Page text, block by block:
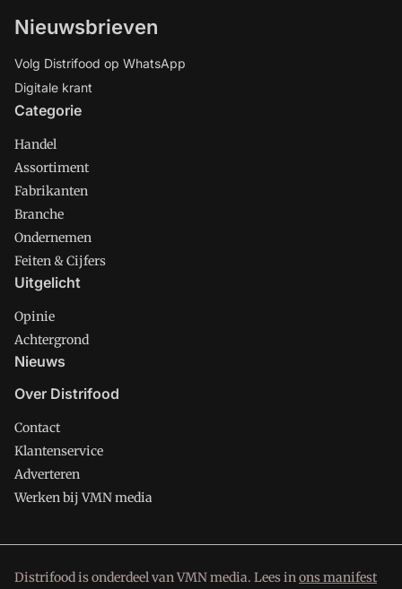
Nieuwsbrieven
Volg Distrifood op WhatsApp
Digitale krant
Categorie
Handel
Assortiment
Fabrikanten
Branche
Ondernemen
Feiten & Cijfers
Uitgelicht
Opinie
Achtergrond
Nieuws
Over Distrifood
Contact
Klantenservice
Adverteren
Werken bij VMN media
Distrifood is onderdeel van VMN media. Lees inons manifest